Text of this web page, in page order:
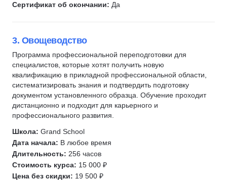
Сертификат об окончании: Да
3. Овощеводство
Программа профессиональной переподготовки для
специалистов, которые хотят получить новую
квалификацию в прикладной профессиональной области,
систематизировать знания и подтвердить подготовку
документом установленного образца. Обучение проходит
дистанционно и подходит для карьерного и
профессионального развития.
Школа: Grand School
Дата начала: В любое время
Длительность: 256 часов
Стоимость курса: 15 000 ₽
Цена без скидки: 19 500 ₽